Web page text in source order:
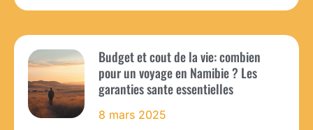
Budget et cout de la vie: combien
pour un voyage en Namibie ? Les
garanties sante essentielles
8 mars 2025